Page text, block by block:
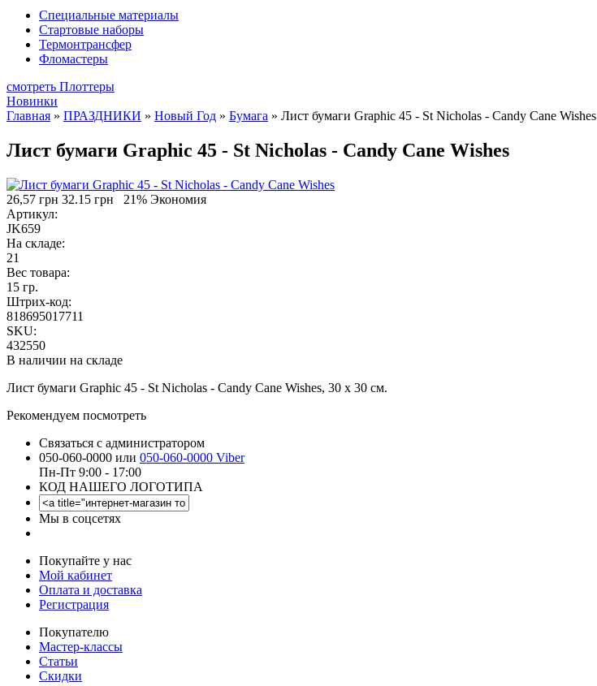
Специальные материалы
Стартовые наборы
Термонтрансфер
Фломастеры
смотреть Плоттеры
Новинки
Главная » ПРАЗДНИКИ » Новый Год » Бумага » Лист бумаги Graphic 45 - St Nicholas - Candy Cane Wishes
Лист бумаги Graphic 45 - St Nicholas - Candy Cane Wishes
26,57 грн 32.15 грн
21% Экономия
Артикул:
JK659
На складе:
21
Вес товара:
15 гр.
Штрих-код:
818695017711
SKU:
432550
В наличии на складе
Лист бумаги Graphic 45 - St Nicholas - Candy Cane Wishes, 30 х 30 см.
Рекомендуем посмотреть
Связаться с администратором
050-060-0000 или 050-060-0000 Viber
Пн-Пт 9:00 - 17:00
КОД НАШЕГО ЛОГОТИПА
Мы в соцсетях
Покупайте у нас
Мой кабинет
Оплата и доставка
Регистрация
Покупателю
Мастер-классы
Статьи
Скидки